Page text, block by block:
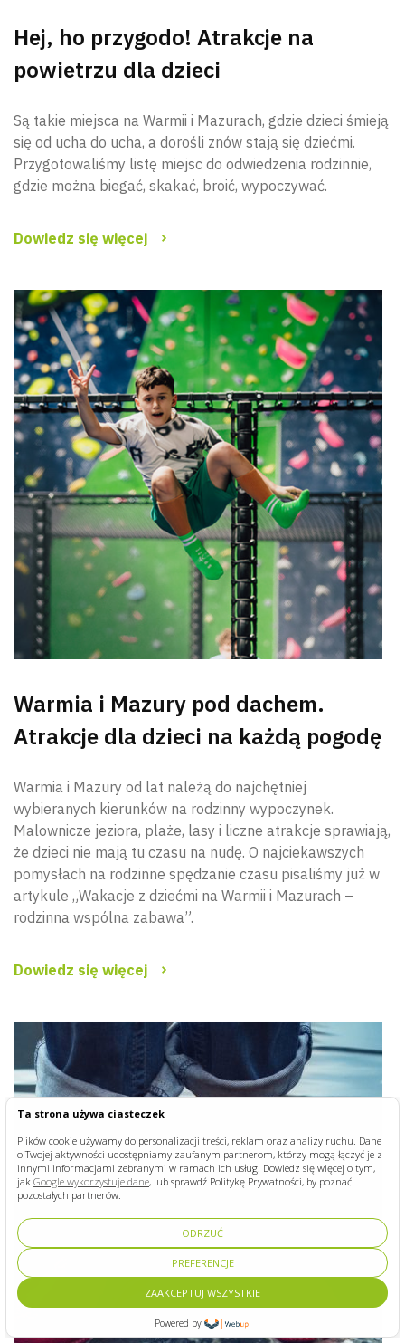
Ta strona używa ciasteczek
Plików cookie używamy do personalizacji treści, reklam oraz analizy ruchu. Dane
o Twojej aktywności udostępniamy zaufanym partnerom, którzy mogą łączyć je z
innymi informacjami zebranymi w ramach ich usług. Dowiedz się więcej o tym,
jak Google wykorzystuje dane, lub sprawdź Politykę Prywatności, by poznać
pozostałych partnerów.
ODRZUĆ
PREFERENCJE
ZAAKCEPTUJ WSZYSTKIE
Powered by
Hej, ho przygodo! Atrakcje na
powietrzu dla dzieci
Są takie miejsca na Warmii i Mazurach, gdzie dzieci śmieją
się od ucha do ucha, a dorośli znów stają się dziećmi.
Przygotowaliśmy listę miejsc do odwiedzenia rodzinnie,
gdzie można biegać, skakać, broić, wypoczywać.
Dowiedz się więcej
Warmia i Mazury pod dachem.
Atrakcje dla dzieci na każdą pogodę
Warmia i Mazury od lat należą do najchętniej
wybieranych kierunków na rodzinny wypoczynek.
Malownicze jeziora, plaże, lasy i liczne atrakcje sprawiają,
że dzieci nie mają tu czasu na nudę. O najciekawszych
pomysłach na rodzinne spędzanie czasu pisaliśmy już w
artykule „Wakacje z dziećmi na Warmii i Mazurach –
rodzinna wspólna zabawa”.
Dowiedz się więcej